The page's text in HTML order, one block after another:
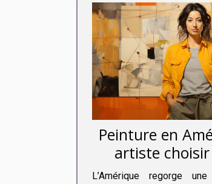
Peinture en
artiste
projet en
L’Amérique regorge